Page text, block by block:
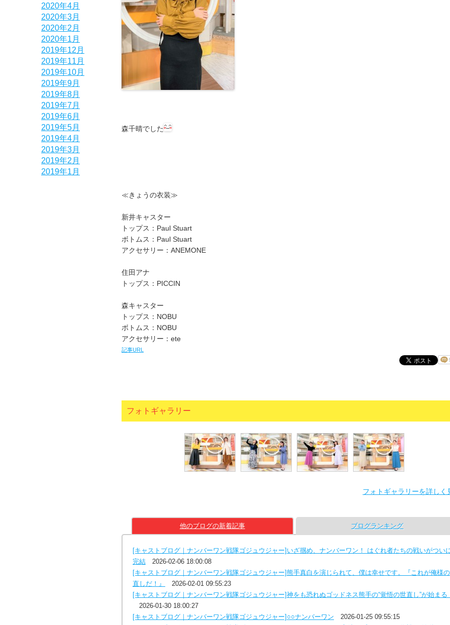
2020年4月
2020年3月
2020年2月
2020年1月
2019年12月
2019年11月
2019年10月
2019年9月
2019年8月
2019年7月
2019年6月
2019年5月
2019年4月
2019年3月
2019年2月
2019年1月
森千晴でした
≪きょうの衣装≫
新井キャスター
トップス：Paul Stuart
ボトムス：Paul Stuart
アクセサリー：ANEMONE
住田アナ
トップス：PICCIN
森キャスター
トップス：NOBU
ボトムス：NOBU
アクセサリー：ete
記事URL
フォトギャラリー
フォトギャラリーを詳し
他のブログの新着記事 ブログランキング
[キャストブログ｜ナンバーワン戦隊ゴジュウジャー]いざ掴め、ナンバーワン！ はぐれ者たちの戦いがつい
完結
2026-02-06 18:00:08
[キャストブログ｜ナンバーワン戦隊ゴジュウジャー]熊手真白を演じられて、僕は幸せです。『これが俺様
直しだ！』
2026-02-01 09:55:23
[キャストブログ｜ナンバーワン戦隊ゴジュウジャー]神をも恐れぬゴッドネス熊手の“覚悟の世直し”が始まる
2026-01-30 18:00:27
[キャストブログ｜ナンバーワン戦隊ゴジュウジャー]○○ナンバーワン
2026-01-25 09:55:15